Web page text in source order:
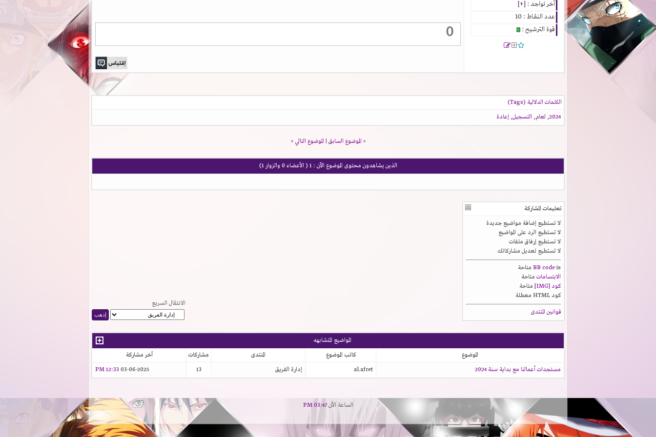
آخر تواجد : [+
]
عدد النقاط : 10
قوة الترشيح :
0
الكلمات الدلالية (Tags)
2024
, لعام, التسجيل, إعادة
« الموضوع السابق الموضوع التالي »
الذين يشاهدون محتوى الموضوع الآن : 1 ( الأعضاء 0 والزوار 1)
تعليمات المشاركة
لا تستطيع إضافة مواضيع جديدة
لا تستطيع الرد على المواضيع
لا تستطيع إرفاق ملفات
لا تستطيع تعديل مشاركاتك
BB codeis
متاحة
الابتسامات متاحة
كود [IMG]
متاحة
كود HTML
معطلة
قوانين المنتدى
الانتقال السريع
المواضيع المتشابهه
الموضوع
كاتب الموضوع المنتدى مشاركات
آخر مشاركة
مستجدات أعمالنا مع بداية سنة 2024
al.afret إدارة الفريق 13
03-06-2025
12:33 PM
الساعة الآن03:47 PM